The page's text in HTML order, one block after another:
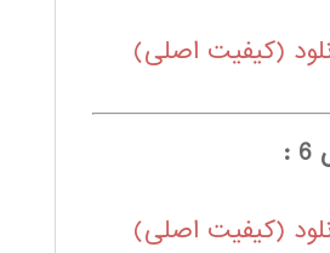
(کیفیت اصلی)
(کیفیت اصلی)